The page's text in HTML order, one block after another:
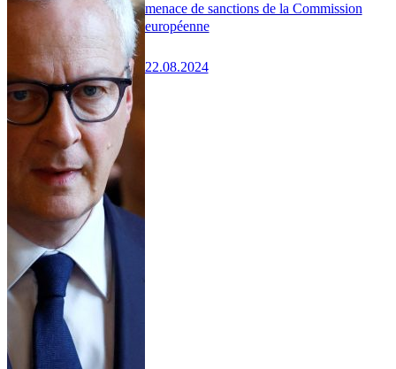
menace de sanctions de la Commission
européenne
22.08.2024